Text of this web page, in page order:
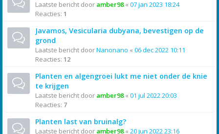
Laatste bericht door amber98« 07 jan 2023 18:24
Reacties: 1
Javamos, Vesicularia dubyana, bevestigen op de
grond
Laatste bericht doorNanonano « 06 dec 2022 10:11
Reacties: 12
Planten en algengroei lukt me niet onder de knie
te krijgen
Laatste bericht door amber98« 01 jul 2022 20:03
Reacties: 7
Planten last van bruinalg?
Laatste bericht door amber98« 20 jun 2022 23:16